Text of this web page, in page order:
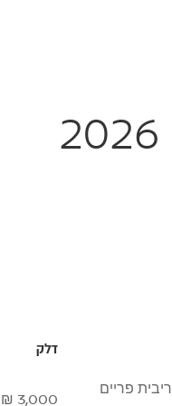
דלק
3,000 ₪ כרטיס תדלוק מתנה